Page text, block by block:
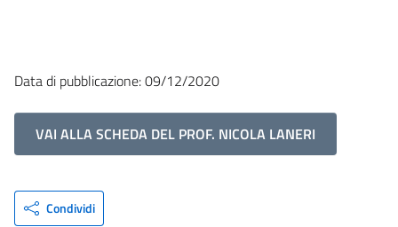
Data di pubblicazione: 09/12/2020
VAI ALLA SCHEDA DEL PROF. NICOLA LANERI
Condividi